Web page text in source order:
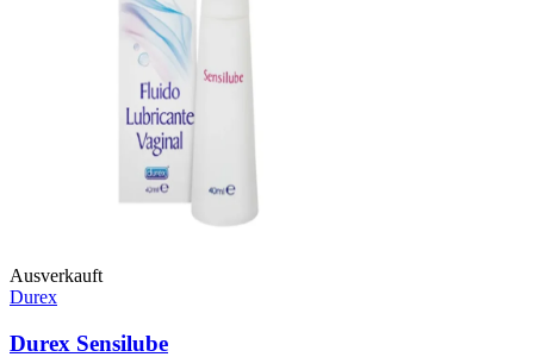
Ausverkauft
Durex
Durex Sensilube